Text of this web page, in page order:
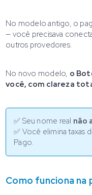
No modelo antigo, o
— você precisava
outros provedores.
No novo modelo, o
você, com clareza
✅ Seu nome real não
✅ Você elimina taxas
Pago.
Como funciona na